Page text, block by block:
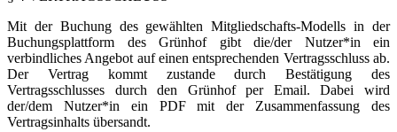
Mit der Buchung des gewählten Mitgliedschafts-Modells in der
Buchungsplattform des Grünhof gibt die/der Nutzer*in ein
verbindliches Angebot auf einen entsprechenden Vertragsschluss ab.
Der Vertrag kommt zustande durch Bestätigung des
Vertragsschlusses durch den Grünhof per Email. Dabei wird
der/dem Nutzer*in ein PDF mit der Zusammenfassung des
Vertragsinhalts übersandt.